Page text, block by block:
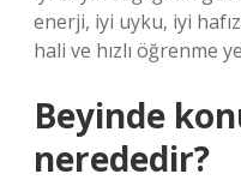
enerji, iyi uyku, iyi
hali ve hızlı öğrenme
Beyinde
nerededir?